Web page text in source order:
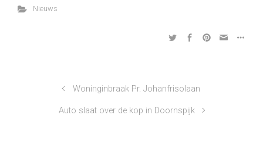
Nieuws
Woninginbraak Pr. Johanfrisolaan
Auto slaat over de kop in Doornspijk